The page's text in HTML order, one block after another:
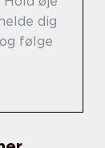
dig
følge